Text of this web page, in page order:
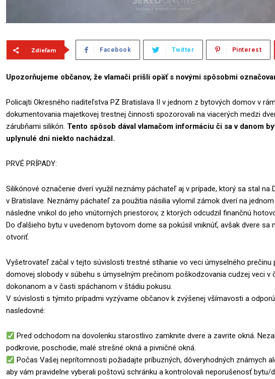
Zdieľam Facebook Twitter Pinterest
Upozorňujeme občanov, že vlamači prišli opäť s novými spôsobmi
Policajti Okresného riaditeľstva PZ Bratislava II v jednom z bytových domov v
dokumentovania majetkovej trestnej činnosti spozorovali na viacerých medzi
zárubňami silikón. Tento spôsob dával vlamačom informáciu či sa v danom
uplynulé dni niekto nachádzal.
PRVÉ PRÍPADY:
Silikónové označenie dverí využil neznámy páchateľ aj v prípade, ktorý sa stal na
v Bratislave. Neznámy páchateľ za použitia násilia vylomil zámok dverí na
následne vnikol do jeho vnútorných priestorov, z ktorých odcudzil finančnú
Do ďalšieho bytu v uvedenom bytovom dome sa pokúsil vniknúť, avšak dvere sa
otvoriť.
Vyšetrovateľ začal v tejto súvislosti trestné stíhanie vo veci úmyselného prečinu
domovej slobody v súbehu s úmyselným prečinom poškodzovania cudzej veci v
dokonanom a v časti spáchanom v štádiu pokusu.
V súvislosti s týmito prípadmi vyzývame občanov k zvýšenej všímavosti a
nasledovné:
Pred odchodom na dovolenku starostlivo zamknite dvere a zavrite okná.
podkrovie, poschodie, malé strešné okná a pivničné okná.
Počas Vašej neprítomnosti požiadajte príbuzných, dôveryhodných známych
aby vám pravidelne vyberali poštovú schránku a kontrolovali neporušenosť bytu/